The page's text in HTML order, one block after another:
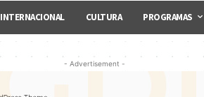
INTERNACIONAL CULTURA PROGRAMAS
- Advertisement -